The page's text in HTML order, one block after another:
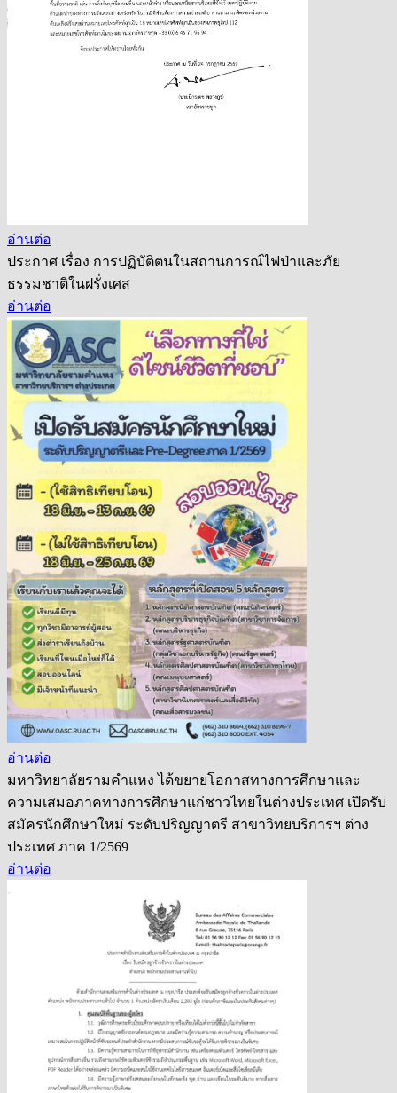
อ่านต่อ
ประกาศ เรื่อง การปฏิบัติตนในสถานการณ์ไฟป่าและภัย
ธรรมชาติในฝรั่งเศส
อ่านต่อ
อ่านต่อ
มหาวิทยาลัยรามคำแหง ได้ขยายโอกาสทางการศึกษาและ
ความเสมอภาคทางการศึกษาแก่ชาวไทยในต่างประเทศ เปิดรับ
สมัครนักศึกษาใหม่ ระดับปริญญาตรี สาขาวิทยบริการฯ ต่าง
ประเทศ ภาค 1/2569
อ่านต่อ